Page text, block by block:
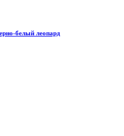
белый леопард